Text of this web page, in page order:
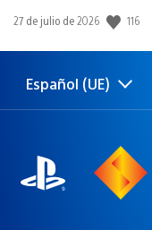
Fecha
publicación:
27 de julio de 2026 116
Selecciona
Región
Español (UE)